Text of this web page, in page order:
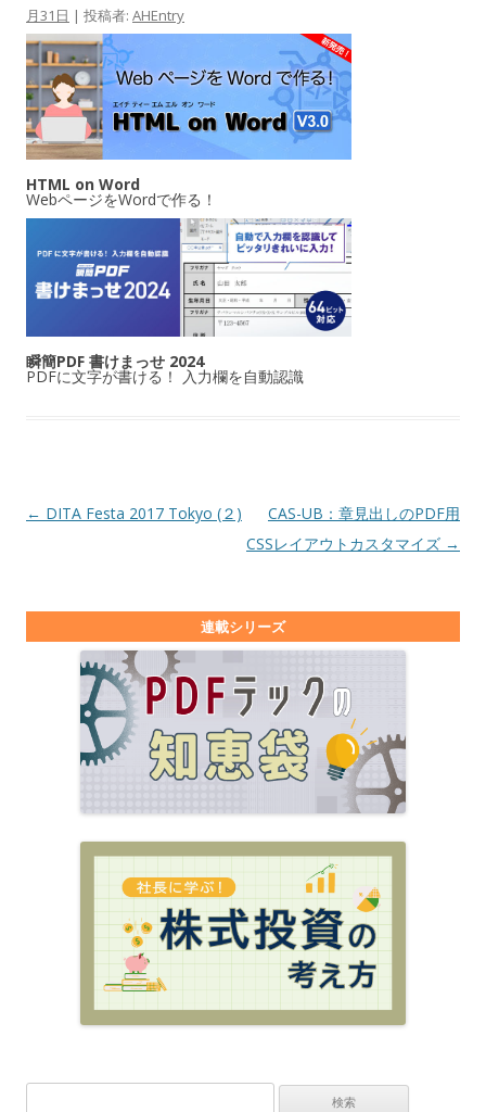
月31日 | 投稿者: AHEntry
HTML on Word
WebページをWordで作る！
瞬簡PDF 書けまっせ 2024
PDFに文字が書ける！ 入力欄を自動認識
投稿ナビゲーション
← DITA Festa 2017 Tokyo (２)
CAS-UB：章見出しのPDF用
CSSレイアウトカスタマイズ →
連載シリーズ